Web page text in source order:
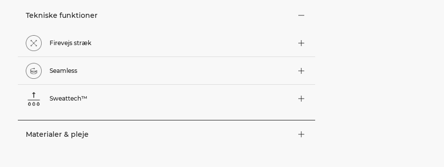
Tekniske funktioner
Firevejs stræk
Seamless
Sweattech™
Materialer & pleje